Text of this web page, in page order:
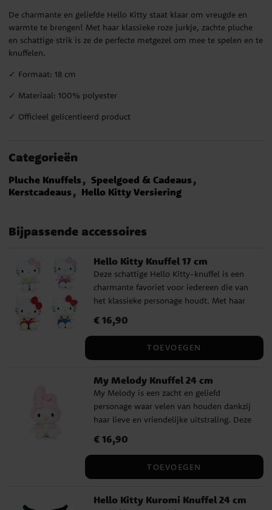
De charmante en geliefde Hello Kitty staat klaar om vreugde en
warmte te brengen! Met haar klassieke roze jurkje, zachte pluche
en schattige strik is ze de perfecte metgezel om mee te spelen en te
knuffelen.
✓ Formaat: 18 cm
✓ Materiaal: 100% polyester
✓ Officieel gelicentieerd product
Categorieën
Pluche Knuffels
Speelgoed & Cadeaus
Kerstcadeaus
Hello Kitty Versiering
Bijpassende accessoires
Hello Kitty Knuffel 17 cm
Deze schattige Hello Kitty-knuffel is een
charmante favoriet voor iedereen die van
het klassieke personage houdt. Met haar
wordt ze een geliefd figuur om zowel mee
De knuffel wordt ongesorteerd verkocht en
kleuren, wat het extra leuk maakt wanneer
het een verrassing is welke variant je mee
naar huis krijgt. Een leuk cadeautje voor
zowel kinderen als Hello Kitty-fans. ✔️
Hoogte: 17 cm ✔️ Gemaakt van 100%
polyester ✔️ Officieel gelicentieerd product
Prijs: € 16,90
€ 16,90
TOEVOEGEN
My Melody Knuffel 24 cm
My Melody is een zacht en geliefd
personage waar velen van houden dankzij
haar lieve en vriendelijke uitstraling. Deze
weer en is perfect voor iedereen die van
Deze knuffel is een gewaardeerd cadeau en
knuffelen, te spelen of als een mooi detail
Prijs: € 16,90
€ 16,90
TOEVOEGEN
Hello Kitty Kuromi Knuffel 24 cm